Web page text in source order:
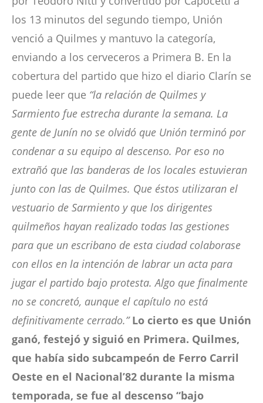
los 13 minutos del segundo tiempo, Unión
venció a Quilmes y mantuvo la categoría,
enviando a los cerveceros a Primera B. En la
cobertura del partido que hizo el diario Clarín se
puede leer que “la relación de Quilmes y
Sarmiento fue estrecha durante la semana. La
gente de Junín no se olvidó que Unión terminó por
condenar a su equipo al descenso. Por eso no
extrañó que las banderas de los locales estuvieran
junto con las de Quilmes. Que éstos utilizaran el
vestuario de Sarmiento y que los dirigentes
quilmeños hayan realizado todas las gestiones
para que un escribano de esta ciudad colaborase
con ellos en la intención de labrar un acta para
jugar el partido bajo protesta. Algo que finalmente
no se concretó, aunque el capítulo no está
definitivamente cerrado.” Lo cierto es que Unión
ganó, festejó y siguió en Primera. Quilmes,
que había sido subcampeón de Ferro Carril
Oeste en el Nacional’82 durante la misma
temporada, se fue al descenso “bajo